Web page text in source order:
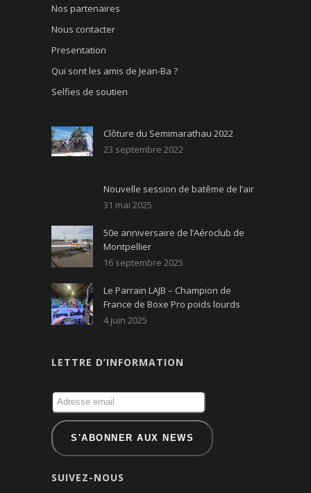
Nos partenaires
Nous contacter
Presentation
Qui sont les amis de Jean-Ba ?
Selfies de soutien
Clôture du Semimarathau 2022
23 septembre 2022
Nouvelle session de batême de l’air
31 mai 2025
50e anniversaire de l’Aéroclub de
Montpellier
16 septembre 2025
Le Parrain LAJB – Champion de
France de Boxe Pro poids lourds
4 juin 2025
LETTRE D’INFORMATION
SUIVEZ-NOUS